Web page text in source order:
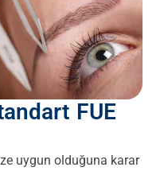
FUE
uygun olduğuna karar